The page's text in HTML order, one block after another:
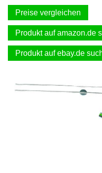
Impressum
Preise vergleichen
Produkt auf amazon.de
Produkt auf ebay.de